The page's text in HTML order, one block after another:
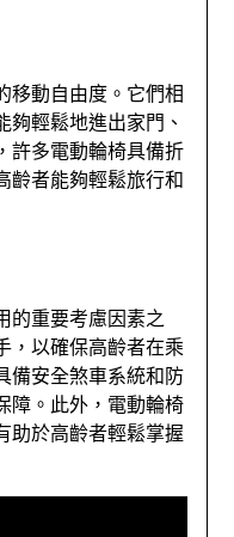
移動自由度。它們相
夠輕鬆地進出家門、
許多電動輪椅具備折
齡者能夠輕鬆旅行和
的重要考慮因素之
，以確保高齡者在乘
備安全煞車系統和防
障。此外，電動輪椅
助於高齡者輕鬆掌握